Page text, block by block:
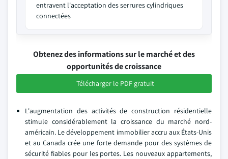
entravent l'acceptation des serrures cylindriques
connectées
Obtenez des informations sur le marché et des
opportunités de croissance
Télécharger le PDF gratuit
L'augmentation des activités de construction résidentielle
stimule considérablement la croissance du marché nord-
américain. Le développement immobilier accru aux États-Unis
et au Canada crée une forte demande pour des systèmes de
sécurité fiables pour les portes. Les nouveaux appartements,